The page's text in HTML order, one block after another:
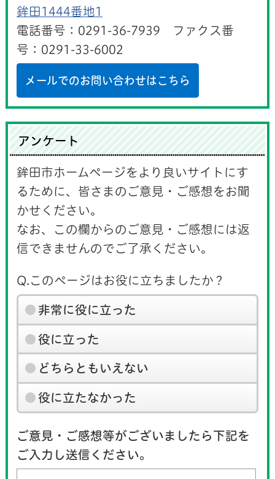
鉾田1444番地1
電話番号：0291-36-7939 ファクス番
号：0291-33-6002
メールでのお問い合わせはこちら
アンケート
鉾田市ホームページをより良いサイトにす
るために、皆さまのご意見・ご感想をお聞
かせください。
なお、この欄からのご意見・ご感想には返
信できませんのでご了承ください。
Q.このページはお役に立ちましたか？
非常に役に立った
役に立った
どちらともいえない
役に立たなかった
ご意見・ご感想等がございましたら下記を
ご入力し送信ください。